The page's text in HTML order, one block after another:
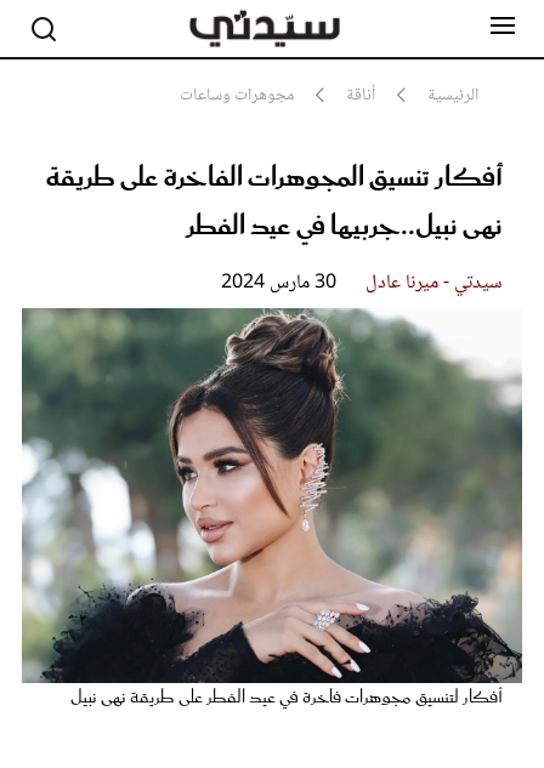
الرئيسية أناقة مجوهرات وساعات
أفكار تنسيق المجوهرات الفاخرة على طريقة
نهى نبيل..جربيها في عيد الفطر
سيدتي - ميرنا عادل 30 مارس 2024
أفكار لتنسيق مجوهرات فاخرة في عيد الفطر على طريقة نهى نبيل
مشاهير
جمال
سيدتي وطفلك
فيديو
عروس سيدتي